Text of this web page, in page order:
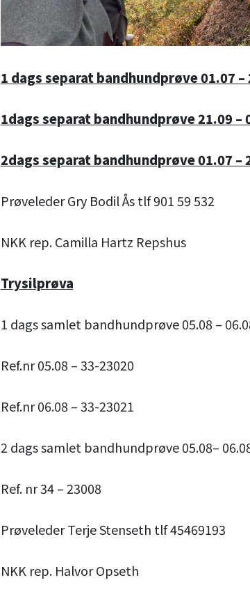
1 dags separat bandhundprøve 01.07 –
1dags separat bandhundprøve 21.09 –
2dags separat bandhundprøve 01.07 –
Prøveleder Gry Bodil Ås tlf 901 59 532
NKK rep. Camilla Hartz Repshus
Trysilprøva
1 dags samlet bandhundprøve 05.08 –
Ref.nr 05.08 – 33-23020
Ref.nr 06.08 – 33-23021
2 dags samlet bandhundprøve 05.08–
Ref. nr 34 – 23008
Prøveleder Terje Stenseth tlf 45469193
NKK rep. Halvor Opseth